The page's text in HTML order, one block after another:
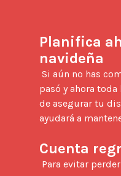
Planifica
navideña
pasó y ahora
de asegurar tu
ayudará a
Cuenta
Para evitar